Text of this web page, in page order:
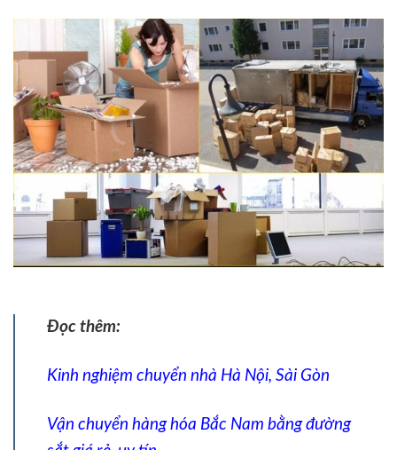
Đọc thêm:
Kinh nghiệm chuyển nhà Hà Nội, Sài Gòn
Vận chuyển hàng hóa Bắc Nam bằng đường